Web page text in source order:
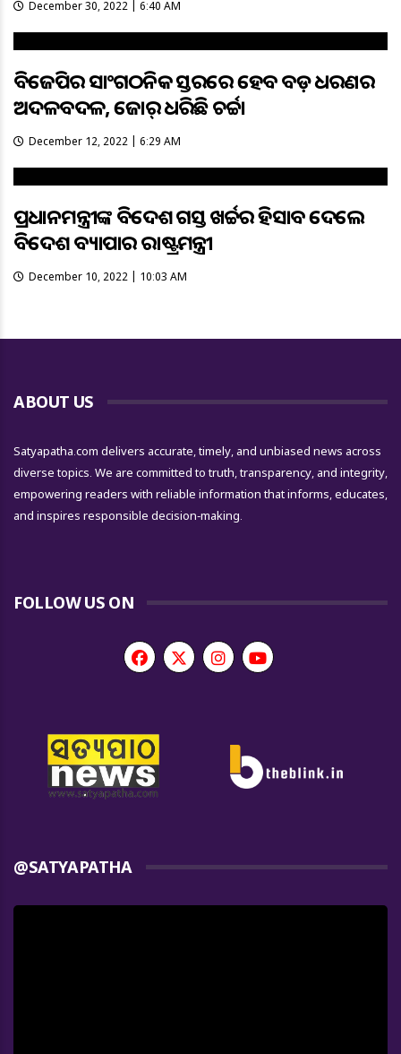
December 30, 2022 | 6:40 AM
ବିଜେପିର ସାଂଗଠନିକ ସ୍ତରରେ ହେବ ବଡ଼ ଧରଣର
ଅଦଳବଦଳ, ଜୋର୍ ଧରିଛି ଚର୍ଚ୍ଚା
December 12, 2022 | 6:29 AM
ପ୍ରଧାନମନ୍ତ୍ରୀଙ୍କ ବିଦେଶ ଗସ୍ତ ଖର୍ଚ୍ଚର ହିସାବ ଦେଲେ
ବିଦେଶ ବ୍ୟାପାର ରାଷ୍ଟ୍ରମନ୍ତ୍ରୀ
December 10, 2022 | 10:03 AM
ABOUT US
Satyapatha.com delivers accurate, timely, and unbiased news across
diverse topics. We are committed to truth, transparency, and integrity,
empowering readers with reliable information that informs, educates,
and inspires responsible decision-making.
FOLLOW US ON
@SATYAPATHA